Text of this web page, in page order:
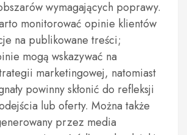
wymagających poprawy.
monitorować opinie klientów
na publikowane treści;
mogą wskazywać na
marketingowej, natomiast
powinny skłonić do refleksji
lub oferty. Można także
przez media